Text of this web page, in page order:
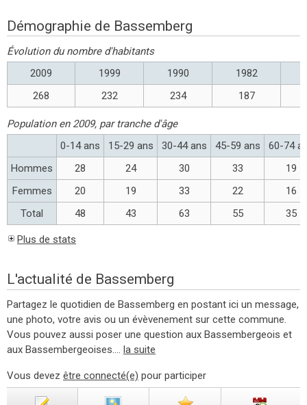
Démographie de Bassemberg
Évolution du nombre d'habitants
2009
1999 1990 1982
268
232 234 187
Population en 2009, par tranche d'âge
0-14 ans
15-29 ans 30-44 ans 45-59 ans
60-74
Hommes
28 24 30 33
19
Femmes
20 19 33 22
16
Total
48 43 63 55 35
Plus de stats
L'actualité de Bassemberg
Partagez le quotidien de Bassemberg en postant ici un message,
une photo, votre avis ou un évèvenement sur cette commune.
Vous pouvez aussi poser une question aux Bassembergeois et
aux Bassembergeoises.... la suite
Vous devez être connecté(e) pour participer